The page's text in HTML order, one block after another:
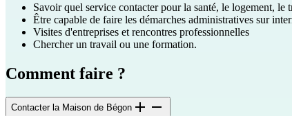
Savoir quel service contacter pour la santé, le logement, le
Être capable de faire les démarches administratives sur
Visites d'entreprises et rencontres professionnelles
Chercher un travail ou une formation.
Comment faire ?
Contacter la Maison de Bégon